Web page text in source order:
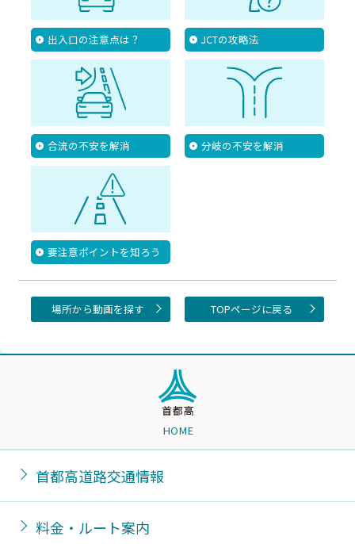
出入口の注意点は？ JCTの攻略法
合流の不安を解消 分岐の不安を解消
要注意ポイントを知ろう
場所から動画を探す TOPページに戻る
HOME
首都高道路交通情報
料金・ルート案内